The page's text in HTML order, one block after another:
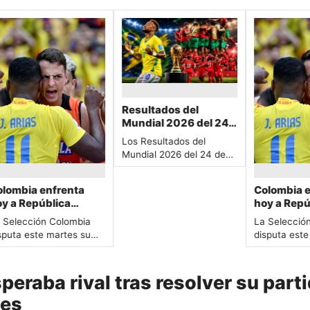
enfrenta
República
del
en el Mundial
en un partido
Colombia
este martes su
partido en el
Resultados del
Mundial 2026 del 24
de junio: México
perfecto, Suiza y
Los Resultados del
Mundial 2026 del 24 de
junio cerraron la fase de
Colombia
hoy a
Democrática
Congo en el
2026 en un
La Selección
disputa este
segundo
rival tras resolver su